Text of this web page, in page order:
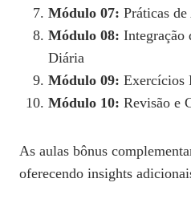
Módulo 07: Práticas de
Módulo 08: Integração
Diária
Módulo 09: Exercícios
Módulo 10: Revisão e
As aulas bônus
oferecendo insights